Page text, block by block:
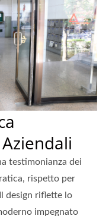
testimonianza dei
rispetto per
design riflette lo
impegnato